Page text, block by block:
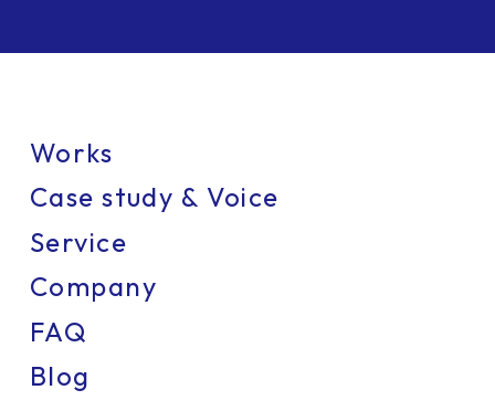
Works
Case study & Voice
Service
Company
FAQ
Blog